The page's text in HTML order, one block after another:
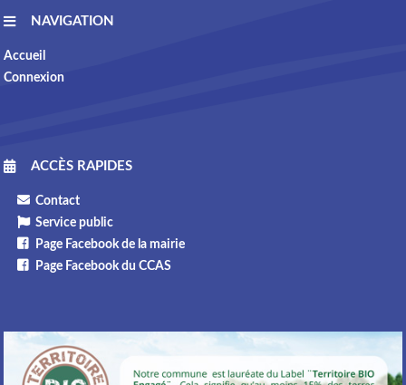
NAVIGATION
Accueil
Connexion
ACCÈS RAPIDES
Contact
Service public
Page Facebook de la mairie
Page Facebook du CCAS